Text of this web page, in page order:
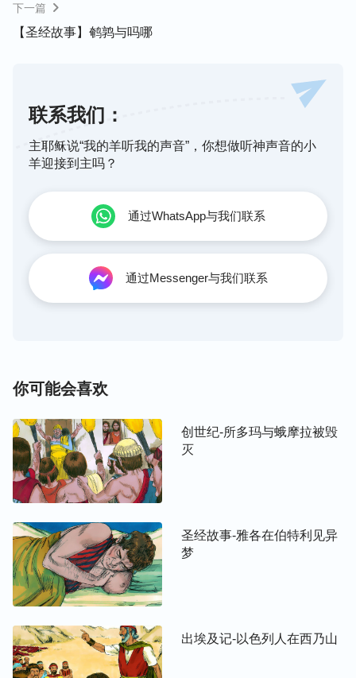
下一篇
【圣经故事】鹌鹑与吗哪
联系我们：
主耶稣说“我的羊听我的声音”，你想做听神声音的小
羊迎接到主吗？
通过WhatsApp与我们联系
通过Messenger与我们联系
你可能会喜欢
创世纪-所多玛与蛾摩拉被毁
灭
圣经故事-雅各在伯特利见异
梦
出埃及记-以色列人在西乃山